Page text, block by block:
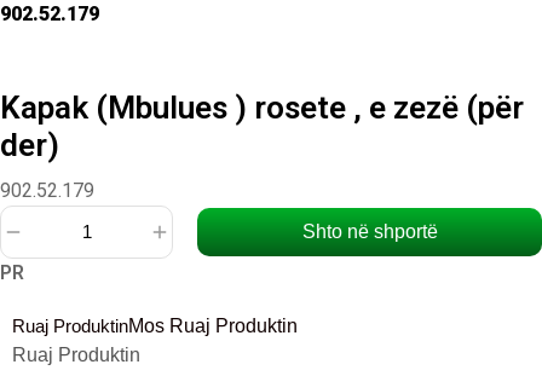
902.52.179
Kapak (Mbulues ) rosete , e zezë (për
der)
902.52.179
Kapak
rosete
Shto në shportë
PR
Ruaj ProduktinMos Ruaj Produktin
Ruaj Produktin